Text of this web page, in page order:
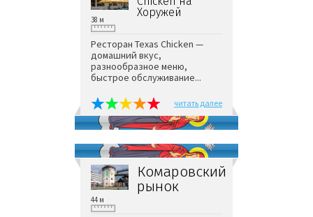
Хоружей
38 м
Ресторан Texas Chicken —
домашний вкус,
разнообразное меню,
быстрое обслуживание...
читать далее
Комаровский
рынок
44 м